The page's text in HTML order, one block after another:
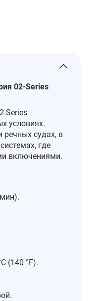
02‑Series
условиях.
речных судах, в
где
включениями.
(140 °F).